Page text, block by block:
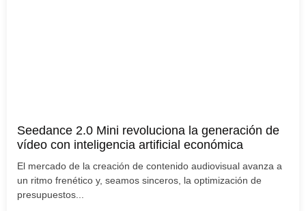
Seedance 2.0 Mini revoluciona la generación de
vídeo con inteligencia artificial económica
El mercado de la creación de contenido audiovisual avanza a
un ritmo frenético y, seamos sinceros, la optimización de
presupuestos...